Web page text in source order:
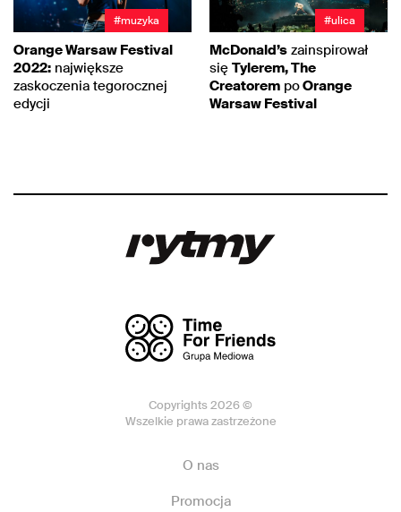
#muzyka
Orange Warsaw Festival
2022: największe
zaskoczenia tegorocznej
edycji
#ulica
McDonald’s zainspirował
się Tylerem, The
Creatorem poOrange
Warsaw Festival
Copyrights 2026 ©
Wszelkie prawa zastrzeżone
O nas
Promocja